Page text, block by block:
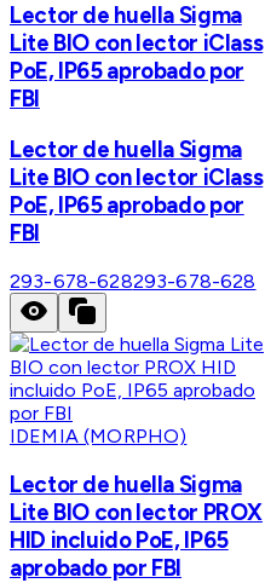
Lector de huella Sigma
Lite BIO con lector iClass
PoE, IP65 aprobado por
FBI
Lector de huella Sigma
Lite BIO con lector iClass
PoE, IP65 aprobado por
FBI
293-678-628293-678-628
IDEMIA (MORPHO)
Lector de huella Sigma
Lite BIO con lector PROX
HID incluido PoE, IP65
aprobado por FBI